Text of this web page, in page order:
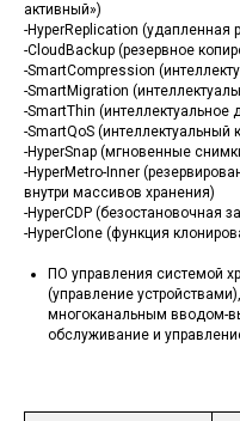
активный»)
-HyperReplication (удапленная
-CloudBackup (резервное
-SmartCompression
-SmartMigration
-SmartThin
-SmartQoS (интеллектуальный
-HyperSnap (мгновенные
-HyperMetro-Inner
внутри массивов хранения)
-HyperCDP (безостановочная
-HyperClone (функция
ПО управления системой
(управление
многоканальным вводом-
обслуживание и